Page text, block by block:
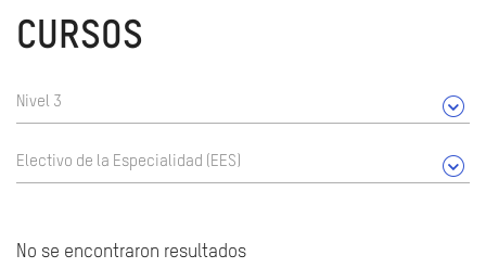
CURSOS
Nivel 3
Electivo de la Especialidad (EES)
No se encontraron resultados